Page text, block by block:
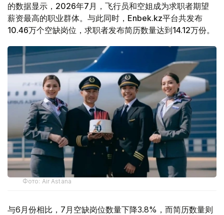
的数据显示，2026年7月，飞行员和空姐成为求职者期望
薪资最高的职业群体。与此同时，Enbek.kz平台共发布
10.46万个空缺岗位，求职者发布简历数量达到14.12万份。
Фото: Air Astana
与6月份相比，7月空缺岗位数量下降3.8%，而简历数量则